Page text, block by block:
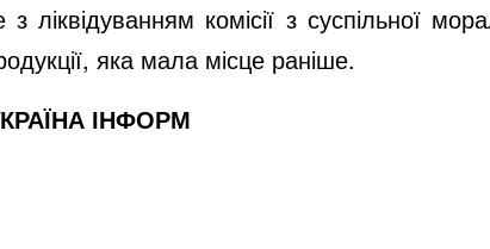
комісії з суспільної
яка мала місце раніше.
ІНФОРМ